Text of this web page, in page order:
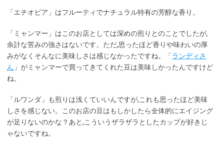
「エチオピア」はフルーティでナチュラル特有の芳醇な香り。
「ミャンマー」はこのお店としては深めの煎りとのことでしたが,
余計な苦みの強さはないです。ただ,思ったほど香りや味わいの厚
みがなくそんなに美味しさは感じなかったですね。「ランディさ
ん 」がミャンマーで買ってきてくれた豆は美味しかったんですけど
ね。
「ルワンダ」も煎りは浅くていいんですが,これも思ったほど美味
しさを感じない。このお店の豆はもしかしたら全体的にエイジング
が足りないのかな？あと,こういうザラザラとしたカップが好きじ
ゃないですね。